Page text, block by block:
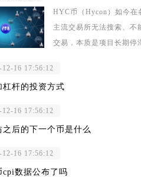
HYC币（Hycon）如今在
主流交易所无法搜索、不
交易，本质是项目长期停
12-16 17:56:12
杠杆的投资方式
12-16 17:56:12
之后的下一个币是什么
12-16 17:56:12
cpi数据公布了吗